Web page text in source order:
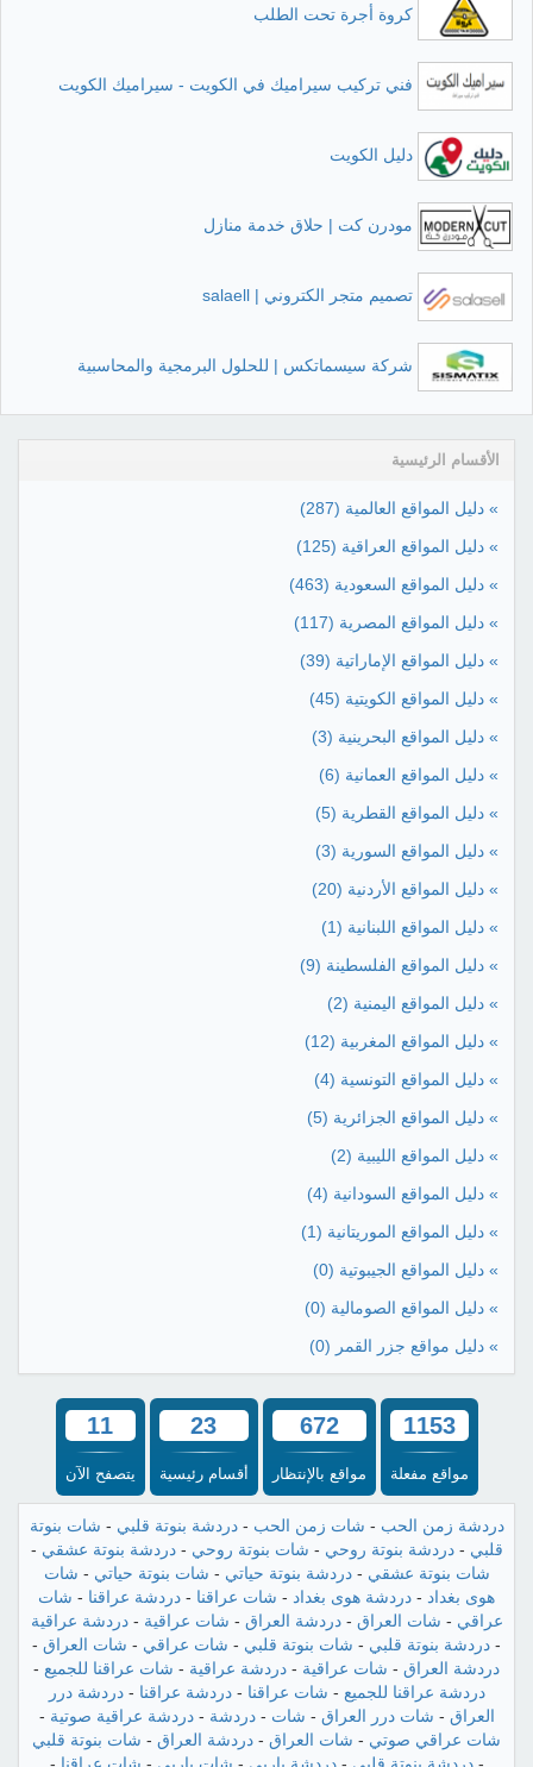
كروة أجرة تحت الطلب
فني تركيب سيراميك في الكويت - سيراميك الكويت
دليل الكويت
مودرن كت | حلاق خدمة منازل
تصميم متجر الكتروني | salaell
شركة سيسماتكس | للحلول البرمجية والمحاسبية
الأقسام الرئيسية
» دليل المواقع العالمية (287)
» دليل المواقع العراقية (125)
» دليل المواقع السعودية (463)
» دليل المواقع المصرية (117)
» دليل المواقع الإماراتية (39)
» دليل المواقع الكويتية (45)
» دليل المواقع البحرينية (3)
» دليل المواقع العمانية (6)
» دليل المواقع القطرية (5)
» دليل المواقع السورية (3)
» دليل المواقع الأردنية (20)
» دليل المواقع اللبنانية (1)
» دليل المواقع الفلسطينة (9)
» دليل المواقع اليمنية (2)
» دليل المواقع المغربية (12)
» دليل المواقع التونسية (4)
» دليل المواقع الجزائرية (5)
» دليل المواقع الليبية (2)
» دليل المواقع السودانية (4)
» دليل المواقع الموريتانية (1)
» دليل المواقع الجيبوتية (0)
» دليل المواقع الصومالية (0)
» دليل مواقع جزر القمر (0)
1153
مواقع مفعلة
672
مواقع بالإنتظار
23
أقسام رئيسية
11
يتصفح الآن
دردشة زمن الحب - شات زمن الحب -دردشة بنوتة قلبي - شات بنوتة
قلبي -دردشة بنوتة روحي - شات بنوتة روحي -دردشة بنوتة عشقي -
شات بنوتة عشقي -دردشة بنوتة حياتي - شات بنوتة حياتي - شات
هوى بغداد - دردشة هوى بغداد - شات عراقنا - دردشة عراقنا - شات
عراقي - شات العراق -دردشة العراق - شات عراقية -دردشة عراقية
- دردشة بنوتة قلبي - شات بنوتة قلبي - شات عراقي - شات العراق -
دردشة العراق - شات عراقية - دردشة عراقية - شات عراقنا للجميع -
دردشة عراقنا للجميع - شات عراقنا -دردشة عراقنا -دردشة درر
العراق - شات درر العراق - شات -دردشة -دردشة عراقية صوتية -
شات عراقي صوتي - شات العراق - دردشة العراق - شات بنوتة قلبي
-دردشة بنوتة قلبي -دردشة باربي - شات باربي - شات عراقنا -